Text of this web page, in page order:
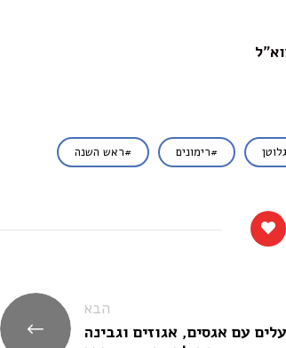
רימונים ראש השנה
הבא
עם אגסים, אגוזים וגבינה